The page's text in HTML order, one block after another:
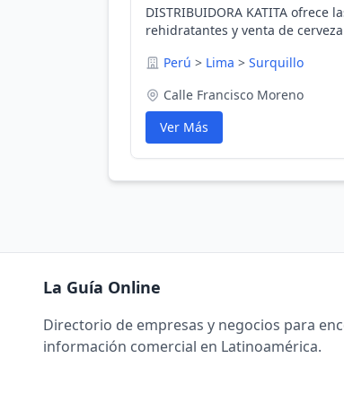
DISTRIBUIDORA KATITA
rehidratantes y venta de
abogados, discotecas,
SAN BOJRA ( consultar por
Perú > Lima > Surquillo
Calle Francisco Moreno
Ver Más
La Guía Online
Directorio de empresas y negocios para
información comercial en Latinoamérica.